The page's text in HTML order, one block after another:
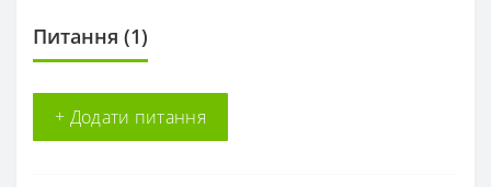
Питання (1)
+ Додати питання